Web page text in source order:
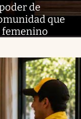
de
que
femenino